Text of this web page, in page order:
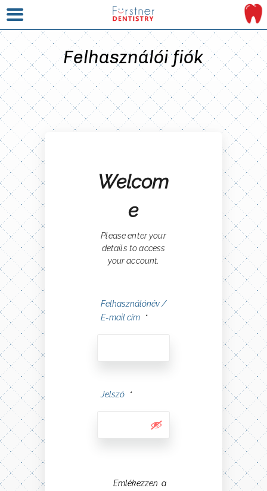
Felhasználói fiók
Welcom
e
Please enter your
details to access
your account.
Felhasználónév /
E-mail cím
*
Jelszó *
Emlékezzen a